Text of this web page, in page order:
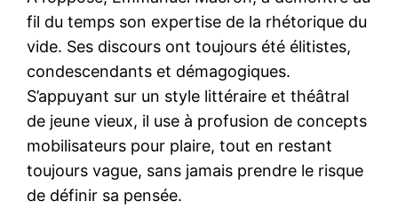
fil du temps son expertise de la rhétorique du
vide. Ses discours ont toujours été élitistes,
condescendants et démagogiques.
S’appuyant sur un style littéraire et théâtral
de jeune vieux, il use à profusion de concepts
mobilisateurs pour plaire, tout en restant
toujours vague, sans jamais prendre le risque
de définir sa pensée.